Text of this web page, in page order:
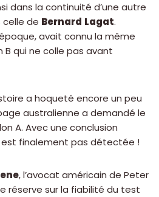
dans la continuité d’une autre
de Bernard Lagat.
avait connu la même
B qui ne colle pas avant
a hoqueté encore un peu
australienne a demandé le
A. Avec une conclusion
est finalement pas détectée !
, l’avocat américain de Peter
réserve sur la fiabilité du test